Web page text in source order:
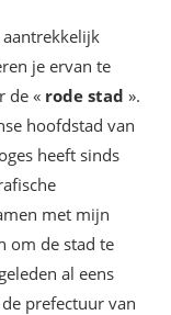
aantrekkelijk
je ervan te
de « rode stad ».
hoofdstad van
heeft sinds
met mijn
om de stad te
al eens
prefectuur van